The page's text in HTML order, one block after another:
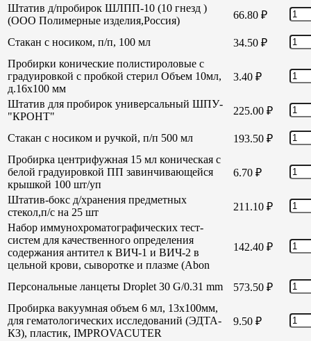
Штатив д/пробирок ШЛПП-10 (10 гнезд )
(ООО Полимерные изделия,Россия)
66.80 ₽
Стакан с носиком, п/п, 100 мл 34.50 ₽
Пробирки конические полистироловые с
градуировкой с пробкой стерил Объем 10мл,
д.16х100 мм
3.40 ₽
Штатив для пробирок универсальный ШПУ-
"КРОНТ"
225.00 ₽
Стакан с носиком и ручкой, п/п 500 мл 193.50 ₽
Пробирка центрифужная 15 мл коническая с
белой градуировкой ПП завинчивающейся
крышкой 100 шт/уп
6.70 ₽
Штатив-бокс д/хранения предметных
стекол,п/с на 25 шт
211.10 ₽
Набор иммунохроматографических тест-
систем для качественного определения
содержания антител к ВИЧ-1 и ВИЧ-2 в
цельной крови, сыворотке и плазме (Abon
142.40 ₽
Персональные ланцеты Droplet 30 G/0.31 mm 573.50 ₽
Пробирка вакуумная объем 6 мл, 13х100мм,
для гематологических исследований (ЭДТА-
КЗ), пластик, IMPROVACUTER
9.50 ₽